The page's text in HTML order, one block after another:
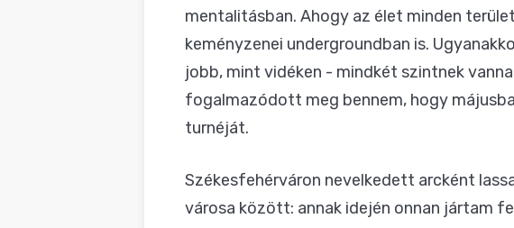
mentalitásban. Ahogy az élet minden
keményzenei undergroundban is.
jobb, mint vidéken - mindkét szintnek
fogalmazódott meg bennem, hogy
turnéját.
Székesfehérváron nevelkedett arcként
városa között: annak idején onnan jártam